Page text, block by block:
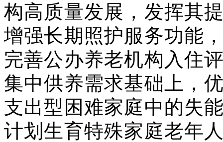
构高质量发展，发挥其
增强长期照护服务功能
完善公办养老机构入住
集中供养需求基础上，
支出型困难家庭中的失
计划生育特殊家庭老年